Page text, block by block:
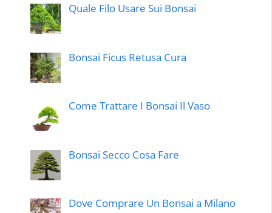
Quale Filo Usare Sui Bonsai
Bonsai Ficus Retusa Cura
Come Trattare I Bonsai Il Vaso
Bonsai Secco Cosa Fare
Dove Comprare Un Bonsai a Milano